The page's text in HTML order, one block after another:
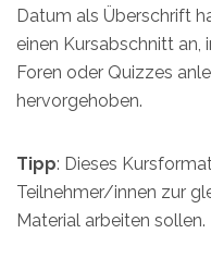
Datum als Überschrift
einen Kursabschnitt an,
Foren oder Quizzes
hervorgehoben.
Tipp: Dieses
Teilnehmer/innen zur
Material arbeiten sollen.